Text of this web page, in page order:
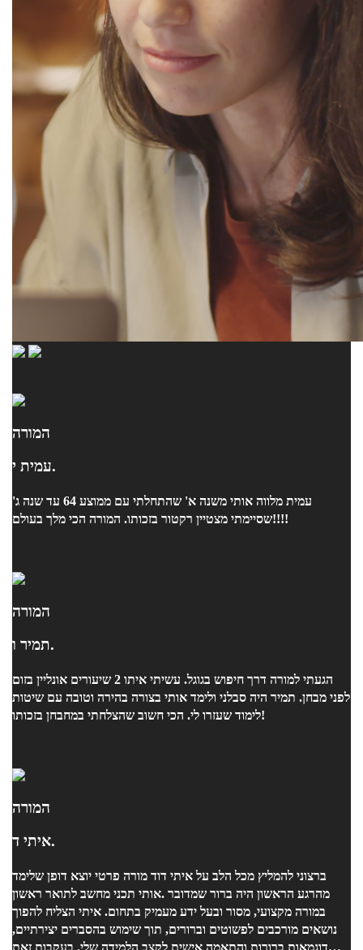
המורה
עמית י.
עמית מלווה אותי משנה א' שהתחלתי עם ממוצע 64 עד שנה ג'
שסיימתי מצטיין רקטור בזכותו. המורה הכי מלך בעולם!!!!
המורה
תמיר ו.
הגעתי למורה דרך חיפוש בגוגל. עשיתי איתו 2 שיעורים אונליין בזום
לפני מבחן. תמיר היה סבלני ולימד אותי בצורה בהירה וטובה עם שיטות
לימוד שעזרו לי. הכי חשוב שהצלחתי במחבחן בזכותו!
המורה
איתי ד.
אותי תכני מחשב לתואר ראשון. ‎מהרגע הראשון היה ברור שמדובר
במורה מקצועי, מסור ובעל ידע מעמיק בתחום. איתי הצליח להפוך
נושאים מורכבים לפשוטים וברורים, תוך שימוש בהסברים יצירתיים,